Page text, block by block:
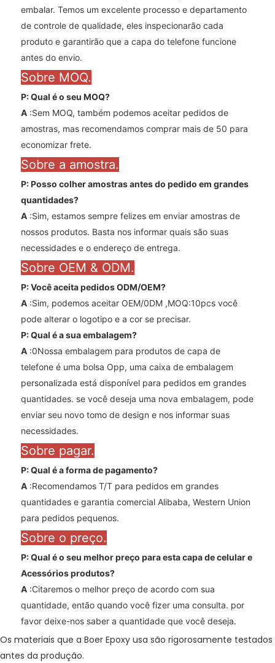
embalar. Temos um excelente processo e departamento
de controle de qualidade, eles inspecionarão cada
produto e garantirão que a capa do telefone funcione
antes do envio.
Sobre MOQ.
P: Qual é o seu MOQ?
A :Sem MOQ, também podemos aceitar pedidos de
amostras, mas recomendamos comprar mais de 50 para
economizar frete.
Sobre a amostra.
P: Posso colher amostras antes do pedido em grandes
quantidades?
A :Sim, estamos sempre felizes em enviar amostras de
nossos produtos. Basta nos informar quais são suas
necessidades e o endereço de entrega.
Sobre OEM & ODM.
P: Você aceita pedidos ODM/OEM?
A :Sim, podemos aceitar OEM/0DM ,MOQ:10pcs você
pode alterar o logotipo e a cor se precisar.
P: Qual é a sua embalagem?
A :0Nossa embalagem para produtos de capa de
telefone é uma bolsa Opp, uma caixa de embalagem
personalizada está disponível para pedidos em grandes
quantidades. se você deseja uma nova embalagem, pode
enviar seu novo tomo de design e nos informar suas
necessidades.
Sobre pagar.
P: Qual é a forma de pagamento?
A :Recomendamos T/T para pedidos em grandes
quantidades e garantia comercial Alibaba, Western Union
para pedidos pequenos.
Sobre o preço.
P: Qual é o seu melhor preço para esta capa de celular e
Acessóriosprodutos?
A :Citaremos o melhor preço de acordo com sua
quantidade, então quando você fizer uma consulta. por
favor deixe-nos saber a quantidade que você deseja.
Os materiais que a Boer Epoxy usa são rigorosamente testados
antes da produção.